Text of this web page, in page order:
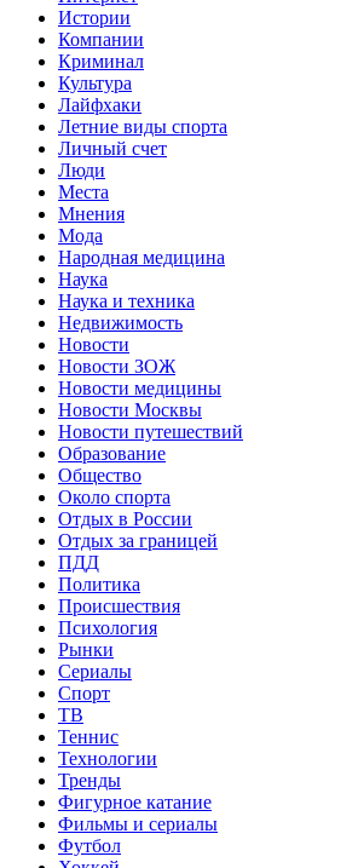
Истории
Компании
Криминал
Культура
Лайфхаки
Летние виды спорта
Личный счет
Люди
Места
Мнения
Мода
Народная медицина
Наука
Наука и техника
Недвижимость
Новости
Новости ЗОЖ
Новости медицины
Новости Москвы
Новости путешествий
Образование
Общество
Около спорта
Отдых в России
Отдых за границей
ПДД
Политика
Происшествия
Психология
Рынки
Сериалы
Спорт
ТВ
Теннис
Технологии
Тренды
Фигурное катание
Фильмы и сериалы
Футбол